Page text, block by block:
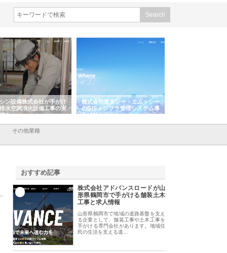
ン設備株式会社が手がけ
水空調消火設備工事の実
み
株式会社東京シー・エム・シー
のGISインフラ管理システム導
入メリット
その他業種
おすすめ記事
株式会社アドバンスロードが山
形県鶴岡市で手がける舗装土木
工事と求人情報
山形県鶴岡市で地域の道路基盤を支え
る企業として、舗装工事や土木工事を
手がける専門会社があります。地域住
民の生活を支える道…